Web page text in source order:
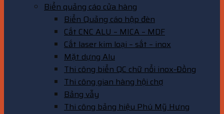
Biển quảng cáo cửa hàng
Biển Quảng cáo hộp đèn
Cắt CNC ALU – MICA – MDF
Cắt laser kim loại – sắt – inox
Mặt dựng Alu
Thi công biển QC chữ nổi inox-Đồng
Thi công gian hàng hội chợ
Bảng vẫy
Thi công bảng hiệu Phú Mỹ Hưng